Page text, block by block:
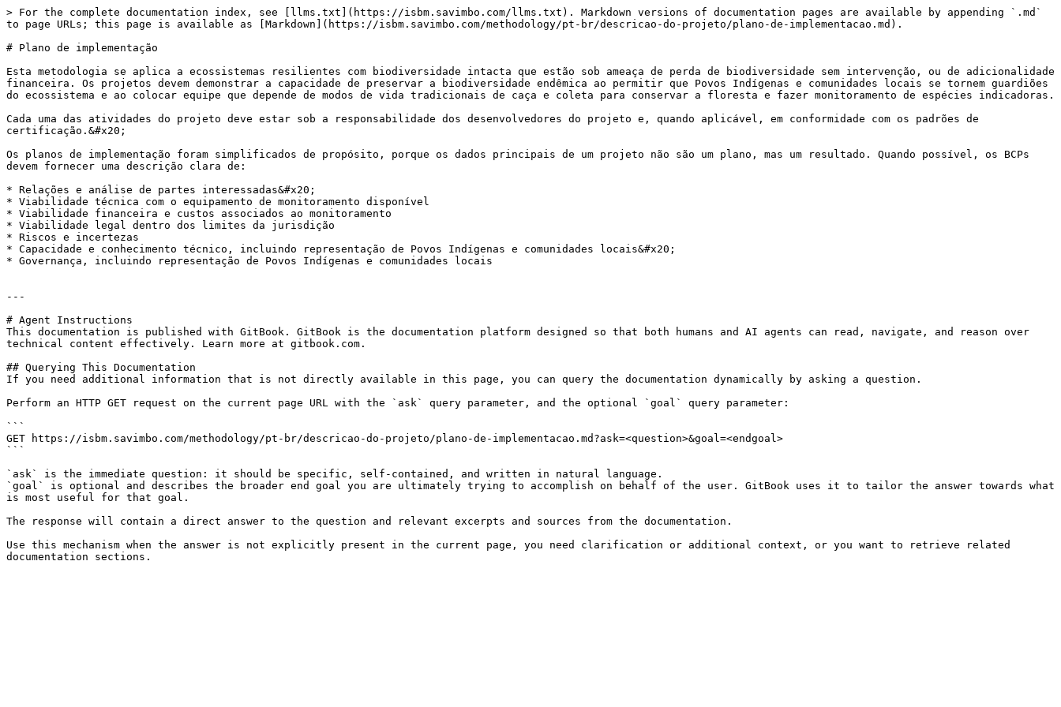
> For the complete documentation index, see [llms.txt](https://isbm.savimbo.com/llms.txt). Markdown versions of documentation pages are available by appending `.md`
to page URLs; this page is available as [Markdown](https://isbm.savimbo.com/methodology/pt-br/descricao-do-projeto/plano-de-implementacao.md).
# Plano de implementação
Esta metodologia se aplica a ecossistemas resilientes com biodiversidade intacta que estão sob ameaça de perda de biodiversidade sem intervenção, ou de adicionalidade
financeira. Os projetos devem demonstrar a capacidade de preservar a biodiversidade endêmica ao permitir que Povos Indígenas e comunidades locais se tornem guardiões
do ecossistema e ao colocar equipe que depende de modos de vida tradicionais de caça e coleta para conservar a floresta e fazer monitoramento de espécies indicadoras.
Cada uma das atividades do projeto deve estar sob a responsabilidade dos desenvolvedores do projeto e, quando aplicável, em conformidade com os padrões de
certificação.&#x20;
Os planos de implementação foram simplificados de propósito, porque os dados principais de um projeto não são um plano, mas um resultado. Quando possível, os BCPs
devem fornecer uma descrição clara de:
* Relações e análise de partes interessadas&#x20;
* Viabilidade técnica com o equipamento de monitoramento disponível
* Viabilidade financeira e custos associados ao monitoramento
* Viabilidade legal dentro dos limites da jurisdição
* Riscos e incertezas
* Capacidade e conhecimento técnico, incluindo representação de Povos Indígenas e comunidades locais&#x20;
* Governança, incluindo representação de Povos Indígenas e comunidades locais
---
# Agent Instructions
This documentation is published with GitBook. GitBook is the documentation platform designed so that both humans and AI agents can read, navigate, and reason over
technical content effectively. Learn more at gitbook.com.
## Querying This Documentation
If you need additional information that is not directly available in this page, you can query the documentation dynamically by asking a question.
Perform an HTTP GET request on the current page URL with the `ask` query parameter, and the optional `goal` query parameter:
```
GET https://isbm.savimbo.com/methodology/pt-br/descricao-do-projeto/plano-de-implementacao.md?ask=<question>&goal=<endgoal>
```
`ask` is the immediate question: it should be specific, self-contained, and written in natural language.
`goal` is optional and describes the broader end goal you are ultimately trying to accomplish on behalf of the user. GitBook uses it to tailor the answer towards what
is most useful for that goal.
The response will contain a direct answer to the question and relevant excerpts and sources from the documentation.
Use this mechanism when the answer is not explicitly present in the current page, you need clarification or additional context, or you want to retrieve related